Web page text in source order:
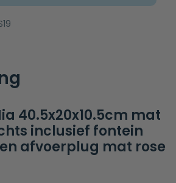
40.5x20x10.5cm mat
inclusief fontein
afvoerplug mat rose